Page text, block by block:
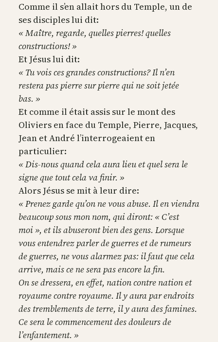
Comme il s’en allait hors du Temple, un de
ses disciples lui dit:
« Maître, regarde, quelles pierres! quelles
constructions! »
Et Jésus lui dit:
« Tu vois ces grandes constructions? Il n’en
restera pas pierre sur pierre qui ne soit jetée
bas. »
Et comme il était assis sur le mont des
Oliviers en face du Temple, Pierre, Jacques,
Jean et André l’interrogeaient en
particulier:
« Dis-nous quand cela aura lieu et quel sera le
signe que tout cela va finir. »
Alors Jésus se mit à leur dire:
« Prenez garde qu’on ne vous abuse. Il en viendra
beaucoup sous mon nom, qui diront: « C’est
moi », et ils abuseront bien des gens. Lorsque
vous entendrez parler de guerres et de rumeurs
de guerres, ne vous alarmez pas: il faut que cela
arrive, mais ce ne sera pas encore la fin.
On se dressera, en effet, nation contre nation et
royaume contre royaume. Il y aura par endroits
des tremblements de terre, il y aura des famines.
Ce sera le commencement des douleurs de
l’enfantement. »